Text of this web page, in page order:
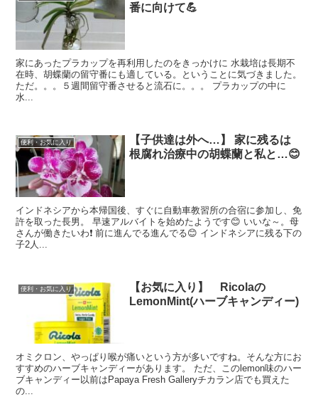
番に向けて💪
家にあったプラカップを再利用したのをきっかけに 水栽培は長期不
在時、胡蝶蘭の留守番にも適している。ということに気づきました。
ただ。。。５週間留守番させると流石に。。。 プラカップの中に
水...
便利・お気に入り
【子供達は外へ…】 家に残るは
根腐れ治療中の胡蝶蘭と私と…😊
インドネシアから本帰国後、すぐに自動車教習所の合宿に参加し、免
許を取った長男。 早速アルバイトを始めたようです😊 いいな～。母
さんが働きたいわ❗ 前に進んでる進んでる😊 インドネシアに残る下の
子2人...
便利・お気に入り
【お気に入り】 Ricolaの
LemonMint(ハーブキャンディー)
オミクロン、やっぱり喉が痛いという方が多いですね。そんな方にお
すすめのハーブキャンディーがあります。 ただ、このlemon味のハー
ブキャンディー以前はPapaya Fresh Galleryチカラン店でも買えた
の...